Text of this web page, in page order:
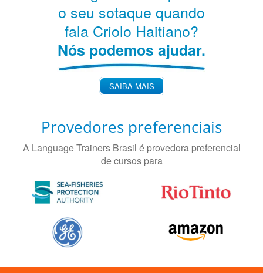
o seu sotaque quando
fala Criolo Haitiano?
Nós podemos ajudar.
SAIBA MAIS
Provedores preferenciais
A Language Trainers Brasil é provedora preferencial
de cursos para